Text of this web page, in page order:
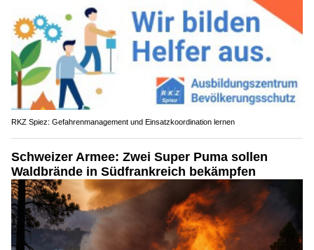
RKZ Spiez: Gefahrenmanagement und Einsatzkoordination lernen
Schweizer Armee: Zwei Super Puma sollen
Waldbrände in Südfrankreich bekämpfen